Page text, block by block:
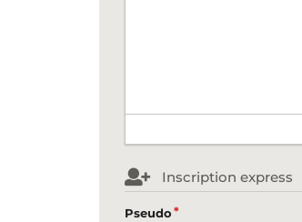
Inscription express
Pseudo